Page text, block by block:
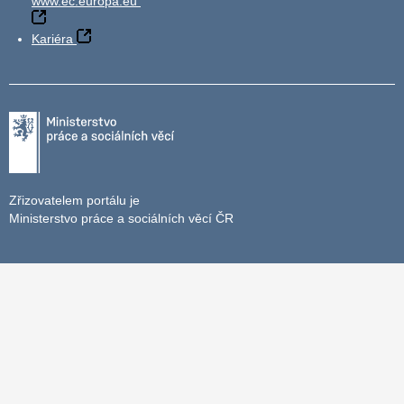
Kariéra
Zřizovatelem portálu je
Ministerstvo práce a sociálních věcí ČR